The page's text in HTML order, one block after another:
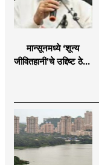
मान्सूनमध्ये ‘शून्य
जीवितहानी’चे उद्दिष्ट ठेवून
शिंदे